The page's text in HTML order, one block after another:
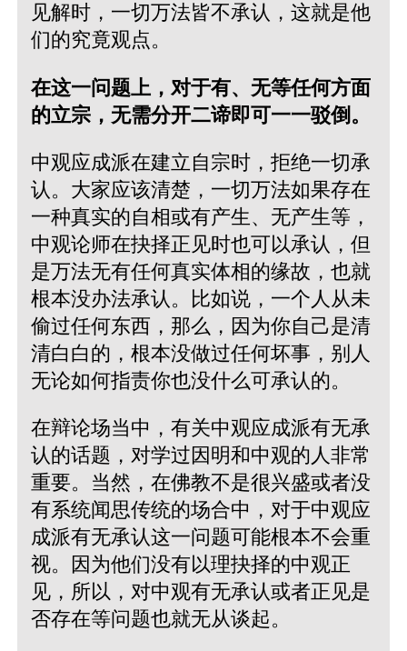
见解时，一切万法皆不承认，这就是他
们的究竟观点。
在这一问题上，对于有、无等任何方面
的立宗，无需分开二谛即可一一驳倒。
中观应成派在建立自宗时，拒绝一切承
认。大家应该清楚，一切万法如果存在
一种真实的自相或有产生、无产生等，
中观论师在抉择正见时也可以承认，但
是万法无有任何真实体相的缘故，也就
根本没办法承认。比如说，一个人从未
偷过任何东西，那么，因为你自己是清
清白白的，根本没做过任何坏事，别人
无论如何指责你也没什么可承认的。
在辩论场当中，有关中观应成派有无承
认的话题，对学过因明和中观的人非常
重要。当然，在佛教不是很兴盛或者没
有系统闻思传统的场合中，对于中观应
成派有无承认这一问题可能根本不会重
视。因为他们没有以理抉择的中观正
见，所以，对中观有无承认或者正见是
否存在等问题也就无从谈起。